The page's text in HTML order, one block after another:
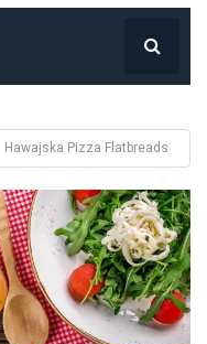
Hawajska Pizza Flatbreads